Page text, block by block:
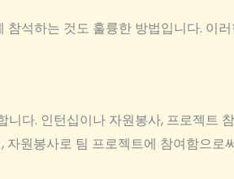
석하는 것도 훌륭한 방법입니다. 이
다. 인턴십이나 자원봉사, 프로젝트
원봉사로 팀 프로젝트에 참여함으